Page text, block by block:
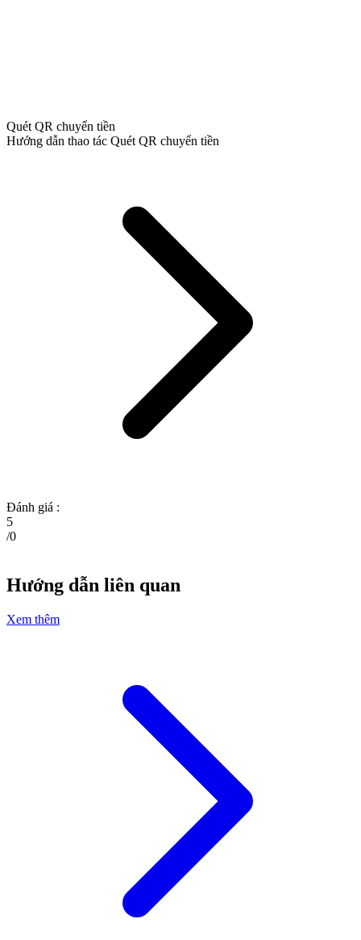
Quét QR chuyển tiền
Hướng dẫn thao tác Quét QR chuyển tiền
Đánh giá :
5
/0
Hướng dẫn liên quan
Xem thêm